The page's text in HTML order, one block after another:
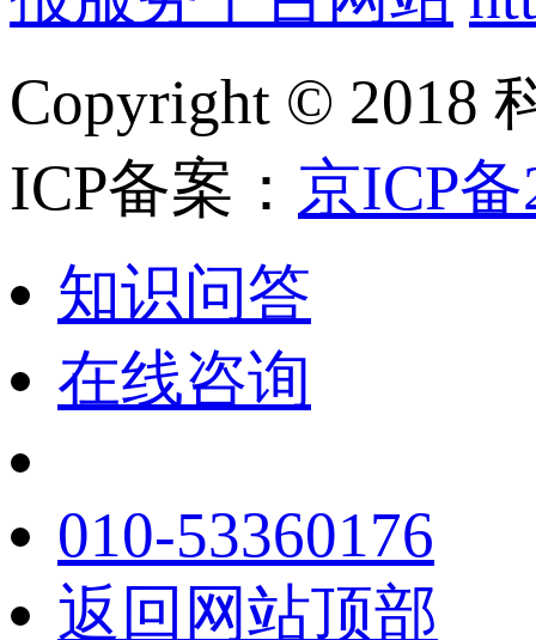
Copyright © 2018
ICP备案： 京ICP
知识问答
在线咨询
010-53360176
返回网站顶部